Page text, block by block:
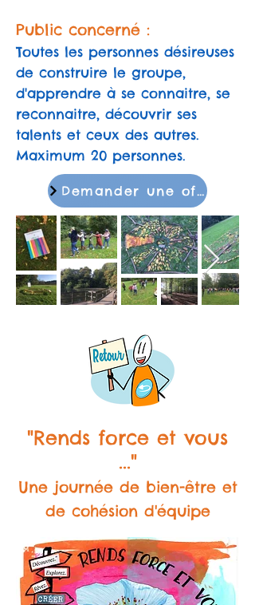
Public concerné :
Toutes les personnes désireuses
de construire le groupe,
d'apprendre à se connaitre, se
reconnaitre, découvrir ses
talents et ceux des autres.
Maximum 20 personnes.
Demander une offre
"Rends force et vous
..."
Une journée de bien-être et
de cohésion d'équipe